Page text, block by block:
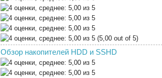
(5,00 out of 5)
Обзор накопителей HDD и SSHD